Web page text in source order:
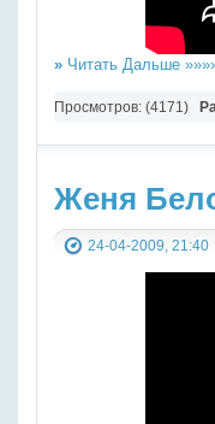
»Читать Дальше
Просмотров: (4171)
Женя
24-04-2009, 21:40